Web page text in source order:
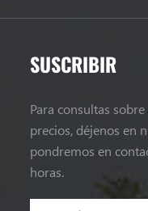
SUSCRIBIR
Para consultas
precios, déjenos en
pondremos en
horas.